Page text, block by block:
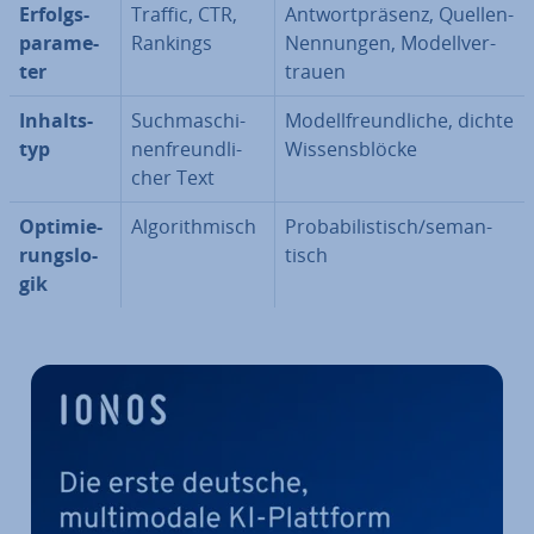
Er­folgs­
pa­ra­me­
ter
Traffic, CTR,
Rankings
Ant­wort­prä­senz, Quellen-
Nennungen, Mo­dell­ver­
trau­en
In­halts­
typ
Such­ma­schi­
nen­freund­li­
cher Text
Mo­dell­freund­li­che, dichte
Wis­sens­blö­cke
Op­ti­mie­
rungs­lo­
gik
Al­go­rith­misch
Pro­ba­bi­lis­tisch/se­man­
tisch